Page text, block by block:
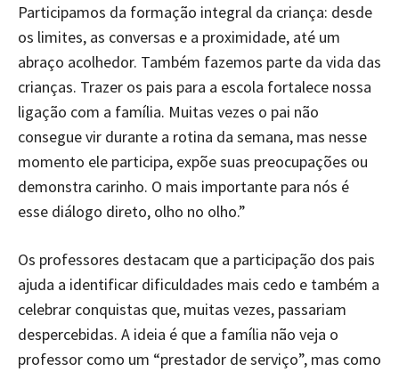
Participamos da formação integral da criança: desde
os limites, as conversas e a proximidade, até um
abraço acolhedor. Também fazemos parte da vida das
crianças. Trazer os pais para a escola fortalece nossa
ligação com a família. Muitas vezes o pai não
consegue vir durante a rotina da semana, mas nesse
momento ele participa, expõe suas preocupações ou
demonstra carinho. O mais importante para nós é
esse diálogo direto, olho no olho.”
Os professores destacam que a participação dos pais
ajuda a identificar dificuldades mais cedo e também a
celebrar conquistas que, muitas vezes, passariam
despercebidas. A ideia é que a família não veja o
professor como um “prestador de serviço”, mas como